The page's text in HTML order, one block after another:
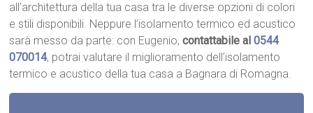
all’architettura della tua casa tra le diverse opzioni di colori
e stili disponibili. Neppure l’isolamento termico ed acustico
sarà messo da parte: con Eugenio,contattabile al0544
070014, potrai valutare il miglioramento dell’isolamento
termico e acustico della tua casa a Bagnara di Romagna.